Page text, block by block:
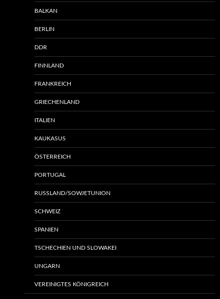
BALKAN
BERLIN
DDR
FINNLAND
FRANKREICH
GRIECHENLAND
ITALIEN
KAUKASUS
ÖSTERREICH
PORTUGAL
RUSSLAND/SOWJETUNION
SCHWEIZ
SPANIEN
TSCHECHIEN UND SLOWAKEI
UNGARN
VEREINIGTES KÖNIGREICH